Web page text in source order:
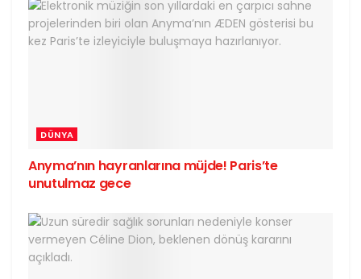
DÜNYA
Anyma’nın hayranlarına müjde! Paris’te
unutulmaz gece